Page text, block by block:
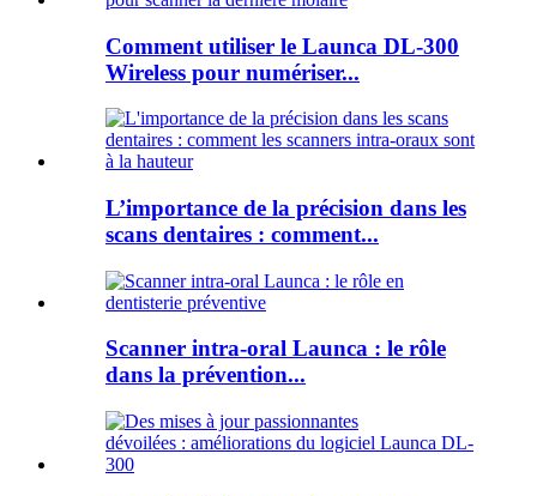
Comment utiliser le Launca DL-300
Wireless pour numériser...
L’importance de la précision dans les
scans dentaires : comment...
Scanner intra-oral Launca : le rôle
dans la prévention...